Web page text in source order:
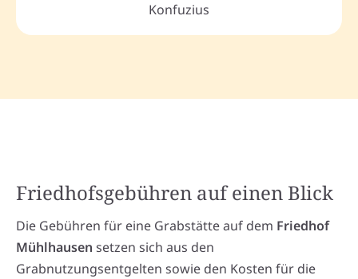
Konfuzius
Friedhofsgebühren auf einen Blick
Die Gebühren für eine Grabstätte auf dem Friedhof
Mühlhausen setzen sich aus den
Grabnutzungsentgelten sowie den Kosten für die